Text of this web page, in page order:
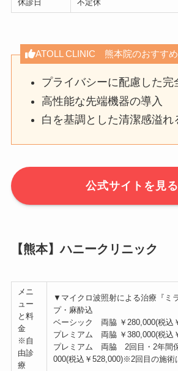
休診日 不定休
ATOLL CLINIC 熊本院のおすすめ
プライバシーに配慮した完
高性能な先端機器の導入
白を基調とした清潔感溢れ
公式サイトを見る
【熊本】ハニークリニック
メニ
ュー
と料
金
※自
由診
療
▼マイクロ波照射による治療『ミ
プ・麻酔込
ベーシック 両脇 ￥280,000(税込
プレミアム 両脇 ￥380,000(税込
プレミアム 両脇 2回目・2年間
000(税込￥528,000)※2回目の施術